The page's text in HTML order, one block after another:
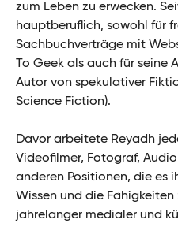
zum Leben zu erwecken.
hauptberuflich, sowohl für
Sachbuchverträge mit
To Geek als auch für seine
Autor von spekulativer
Science Fiction).
Davor arbeitete Reyadh
Videofilmer, Fotograf,
anderen Positionen, die es
Wissen und die
jahrelanger medialer und